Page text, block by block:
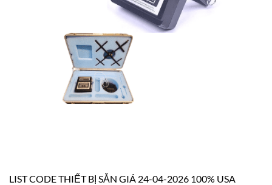
LIST CODE THIẾT BỊ SẴN GIÁ 24-04-2026 100% USA